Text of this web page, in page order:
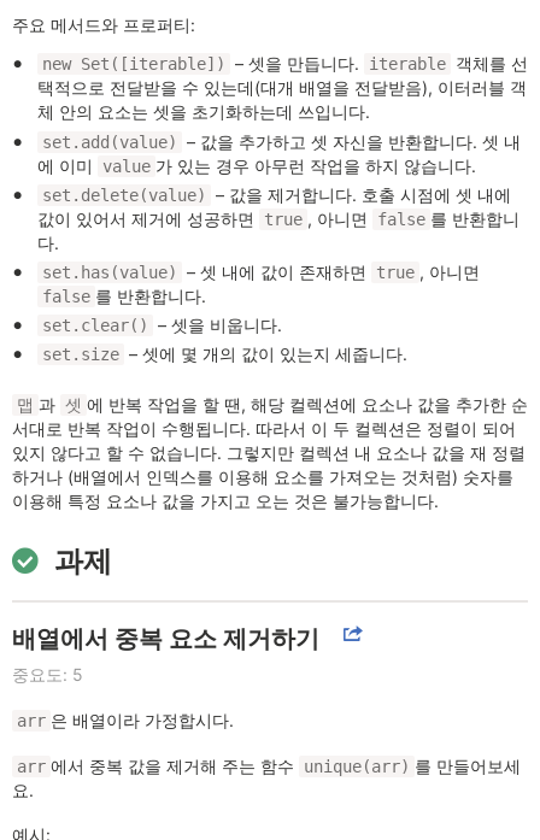
주요 메서드와 프로퍼티:
new Set([iterable]) – 셋을 만듭니다. iterable 객체를 선
택적으로 전달받을 수 있는데(대개 배열을 전달받음), 이터러블 객
체 안의 요소는 셋을 초기화하는데 쓰입니다.
set.add(value)
– 값을 추가하고 셋 자신을 반환합니다. 셋 내
에 이미
value 가 있는 경우 아무런 작업을 하지 않습니다.
set.delete(value)
– 값을 제거합니다. 호출 시점에 셋 내에
값이 있어서 제거에 성공하면
true , 아니면 false 를 반환합니
다.
set.has(value) – 셋 내에 값이 존재하면 true , 아니면
false 를 반환합니다.
set.clear() – 셋을 비웁니다.
set.size – 셋에 몇 개의 값이 있는지 세줍니다.
맵 과 셋 에 반복 작업을 할 땐, 해당 컬렉션에 요소나 값을 추가한 순
서대로 반복 작업이 수행됩니다. 따라서 이 두 컬렉션은 정렬이 되어
있지 않다고 할 수 없습니다. 그렇지만 컬렉션 내 요소나 값을 재 정렬
하거나 (배열에서 인덱스를 이용해 요소를 가져오는 것처럼) 숫자를
이용해 특정 요소나 값을 가지고 오는 것은 불가능합니다.
과제
배열에서 중복 요소 제거하기
중요도: 5
arr 은 배열이라 가정합시다.
arr 에서 중복 값을 제거해 주는 함수 unique(arr) 를 만들어보세
요.
예시: